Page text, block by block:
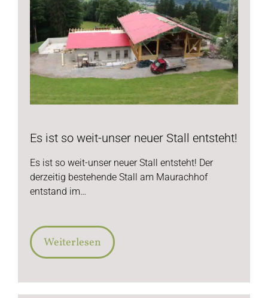
Es ist so weit-unser neuer Stall entsteht!
Es ist so weit-unser neuer Stall entsteht! Der
derzeitig bestehende Stall am Maurachhof
entstand im…
Weiterlesen